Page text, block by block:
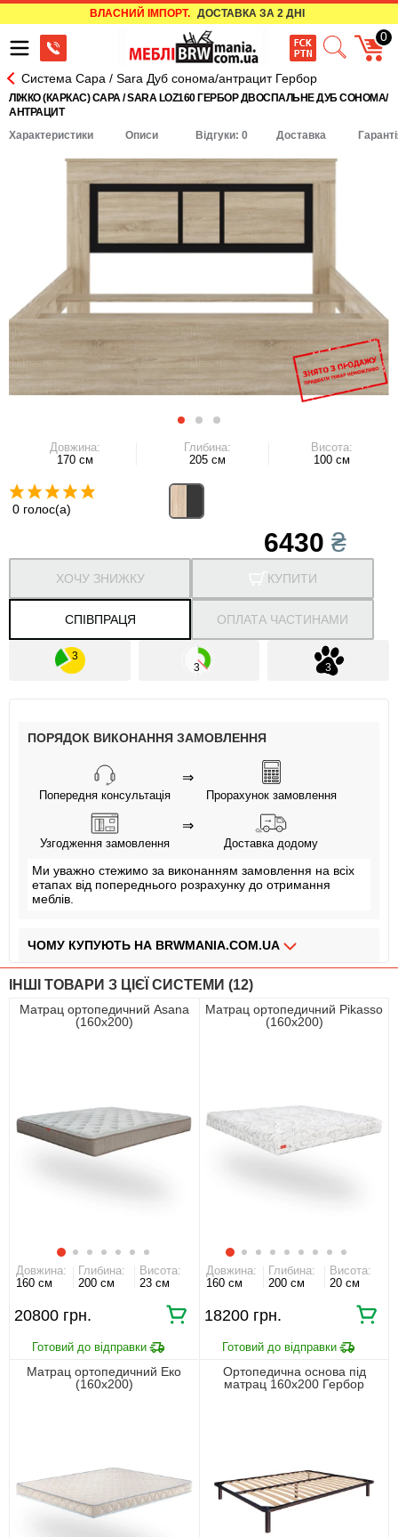
ВЛАСНИЙ ІМПОРТ. ДОСТАВКА ЗА 2 ДНІ
0
Система Сара / Sara Дуб сонома/антрацит Гербор
ЛІЖКО (КАРКАС) САРА / SARA LOZ160 ГЕРБОР ДВОСПАЛЬНЕ ДУБ СОНОМА/
АНТРАЦИТ
Характеристики
Описи Відгуки: 0 Доставка
Довжина:
170 см
Глибина:
205 см
Висота:
100 см
0 голос(а)
6430₴
КУПИТИ
СПІВПРАЦЯ
ХОЧУ ЗНИЖКУ
ОПЛАТА ЧАСТИНАМИ
ПОРЯДОК ВИКОНАННЯ ЗАМОВЛЕННЯ
Попередня консультація
⇒
Прорахунок замовлення
Узгодження замовлення
⇒
Доставка додому
Ми уважно стежимо за виконанням замовлення на всіх
етапах від попереднього розрахунку до отримання
меблів.
ЧОМУ КУПУЮТЬ НА BRWMANIA.COM.UA
МЕБЛІ НА БУДЬ ЯКИЙ СМАК
ДОСТАВКА ЗА 2 ДНІ
СПЛАЧУЙ АВАНС, А РЕШТУ ПРИ ОТРИМАННІ
99,9% ЗАДОВОЛЕНИХ КЛІЄНТІВ
ІНШІ ТОВАРИ З ЦІЄЇ СИСТЕМИ (12)
Матрац ортопедичний Asana
(160х200)
Довжина:
160 см
Глибина:
200 см
Висота:
23 см
20800 грн.
Матрац ортопедичний Pikasso
(160х200)
Довжина:
160 см
Глибина:
200 см
Висота:
20 см
18200 грн.
Матрац ортопедичний Еко
(160х200)
Ортопедична основа під
матрац 160х200 Гербор